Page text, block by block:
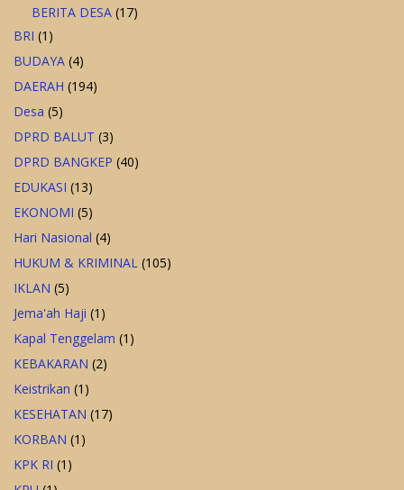
BERITA DESA (17)
BRI (1)
BUDAYA (4)
DAERAH (194)
Desa (5)
DPRD BALUT (3)
DPRD BANGKEP (40)
EDUKASI (13)
EKONOMI (5)
Hari Nasional (4)
HUKUM & KRIMINAL (105)
IKLAN (5)
Jema'ah Haji (1)
Kapal Tenggelam (1)
KEBAKARAN (2)
Keistrikan (1)
KESEHATAN (17)
KORBAN (1)
KPK RI (1)